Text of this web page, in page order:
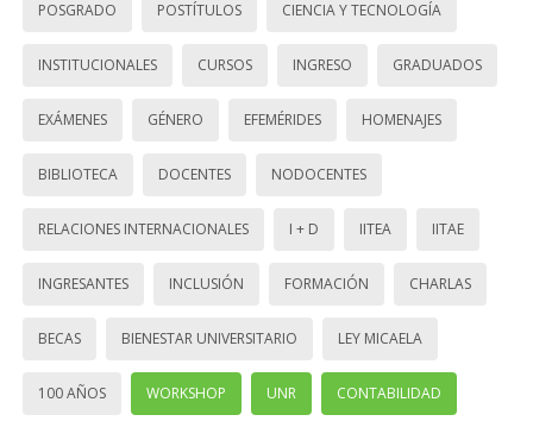
POSGRADO POSTÍTULOS CIENCIA Y TECNOLOGÍA
INSTITUCIONALES CURSOS INGRESO GRADUADOS
EXÁMENES GÉNERO EFEMÉRIDES HOMENAJES
BIBLIOTECA DOCENTES NODOCENTES
RELACIONES INTERNACIONALES I + D IITEA IITAE
INGRESANTES INCLUSIÓN FORMACIÓN CHARLAS
BECAS BIENESTAR UNIVERSITARIO LEY MICAELA
100 AÑOS WORKSHOP UNR CONTABILIDAD